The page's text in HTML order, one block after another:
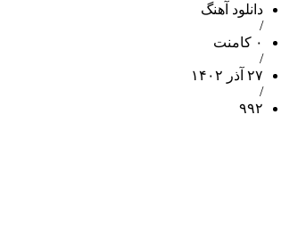
دانلود آهنگ
/
۰ کامنت
/
۲۷ آذر ۱۴۰۲
/
۹۹۲